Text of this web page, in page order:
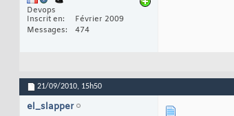
Devops
Inscrit en
Février 2009
Messages
474
21/09/2010, 15h50
el_slapper